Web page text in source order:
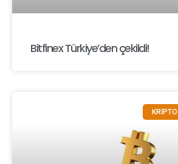
Bitfinex Türkiye’den çekildi!